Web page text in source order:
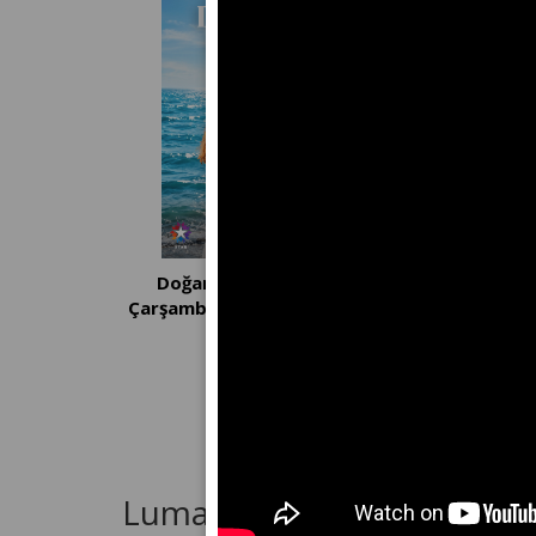
Doğanın Kanunu | Her
Çarşamba 20.00'de STAR'da!
Luma Kısa Film Festivali